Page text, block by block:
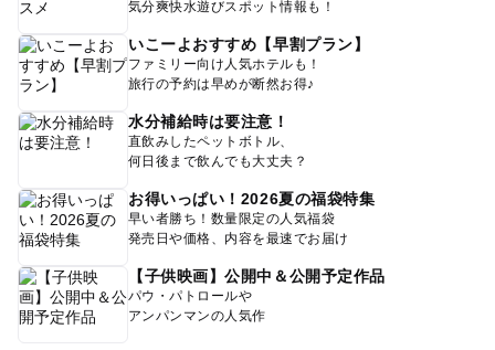
気分爽快水遊びスポット情報も！
いこーよおすすめ【早割プラン】
ファミリー向け人気ホテルも！
旅行の予約は早めが断然お得♪
水分補給時は要注意！
直飲みしたペットボトル、
何日後まで飲んでも大丈夫？
お得いっぱい！2026夏の福袋特集
早い者勝ち！数量限定の人気福袋
発売日や価格、内容を最速でお届け
【子供映画】公開中＆公開予定作品
パウ・パトロールや
アンパンマンの人気作